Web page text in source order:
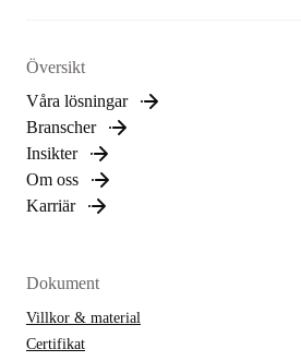
Översikt
Våra lösningar
Branscher
Insikter
Om oss
Karriär
Dokument
Villkor & material
Certifikat